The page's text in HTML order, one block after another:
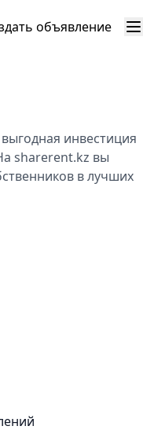
объявление
инвестиция
sharerent.kz вы
в лучших